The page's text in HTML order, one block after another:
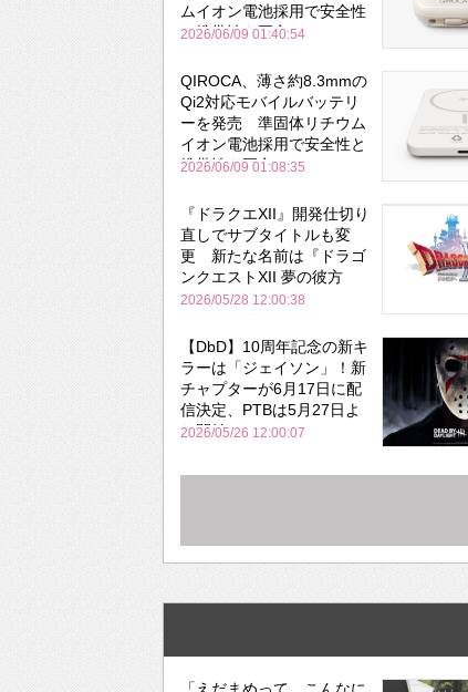
ムイオン電池採用で安全性
と携帯性を両立
2026/06/09 01:40:54
QIROCA、薄さ約8.3mmの
Qi2対応モバイルバッテリ
ーを発売 準固体リチウム
イオン電池採用で安全性と
携帯性を両立
2026/06/09 01:08:35
『ドラクエXII』開発仕切り
直しでサブタイトルも変
更 新たな名前は『ドラゴ
ンクエストXII 夢の彼方
へ』
2026/05/28 12:00:38
【DbD】10周年記念の新キ
ラーは「ジェイソン」！新
チャプターが6月17日に配
信決定、PTBは5月27日よ
り開始
2026/05/26 12:00:07
「えだまめって、こんなに